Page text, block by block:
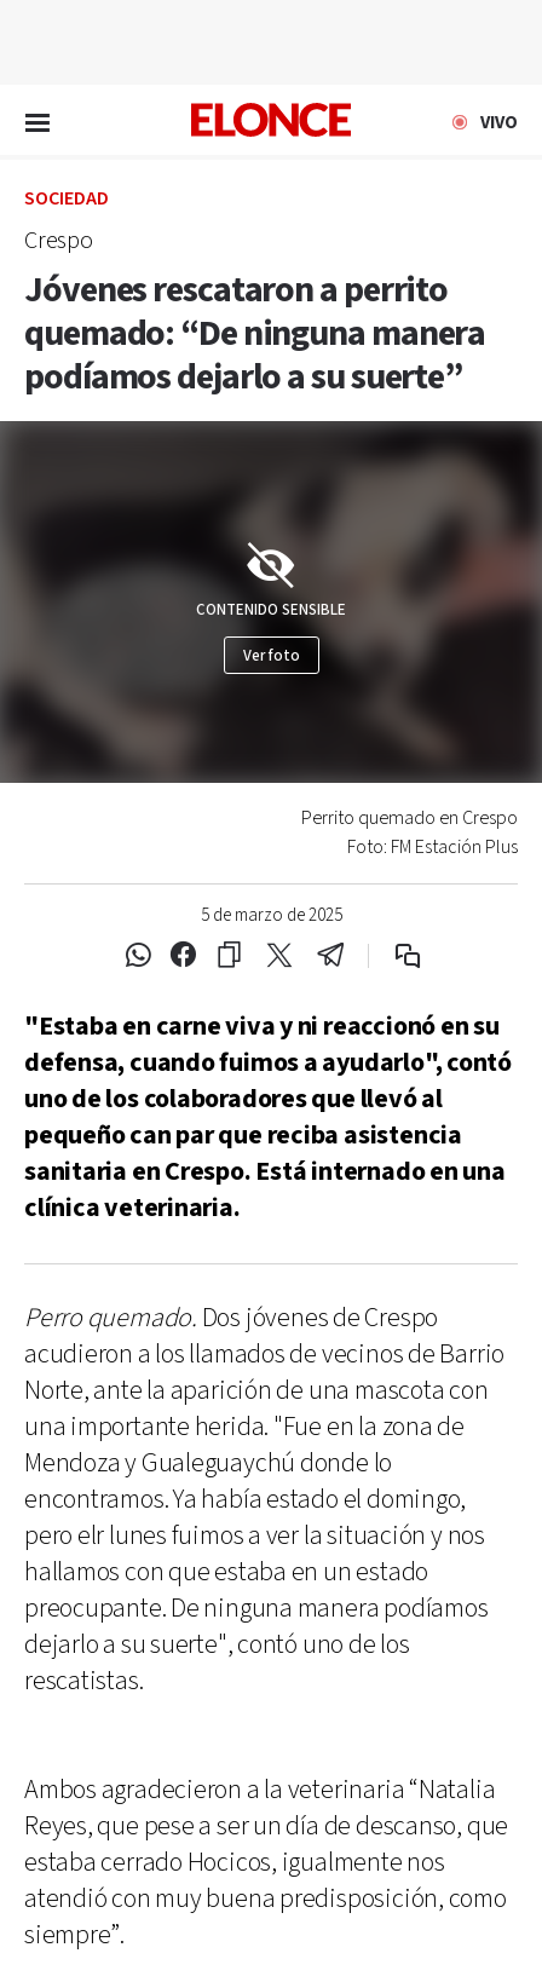
VIVO
SOCIEDAD
Crespo
Jóvenes rescataron a perrito
quemado: “De ninguna manera
podíamos dejarlo a su suerte”
5 de marzo de 2025
CONTENIDO SENSIBLE
Ver foto
Perrito quemado en Crespo
Foto: FM Estación Plus
"Estaba en carne viva y ni reaccionó en su
defensa, cuando fuimos a ayudarlo", contó
uno de los colaboradores que llevó al
pequeño can par que reciba asistencia
sanitaria en Crespo. Está internado en una
clínica veterinaria.
Perro quemado. Dos jóvenes de Crespo
acudieron a los llamados de vecinos de Barrio
Norte, ante la aparición de una mascota con
una importante herida. "Fue en la zona de
Mendoza y Gualeguaychú donde lo
encontramos. Ya había estado el domingo,
pero elr lunes fuimos a ver la situación y nos
hallamos con que estaba en un estado
preocupante. De ninguna manera podíamos
dejarlo a su suerte", contó uno de los
rescatistas.
Ambos agradecieron a la veterinaria “Natalia
Reyes, que pese a ser un día de descanso, que
estaba cerrado Hocicos, igualmente nos
atendió con muy buena predisposición, como
siempre”.